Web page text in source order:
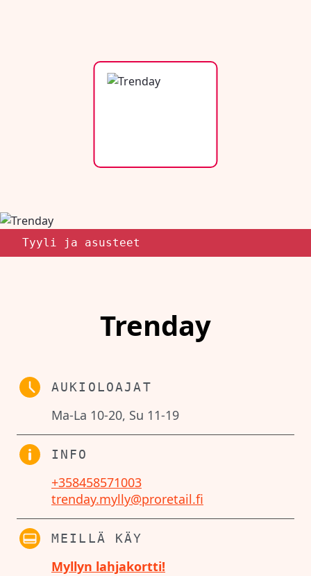
Tyyli ja asusteet
Trenday
AUKIOLOAJAT
Ma-La 10-20, Su 11-19
INFO
+358458571003
trenday.mylly@proretail.fi
MEILLÄ KÄY
Myllyn lahjakortti!